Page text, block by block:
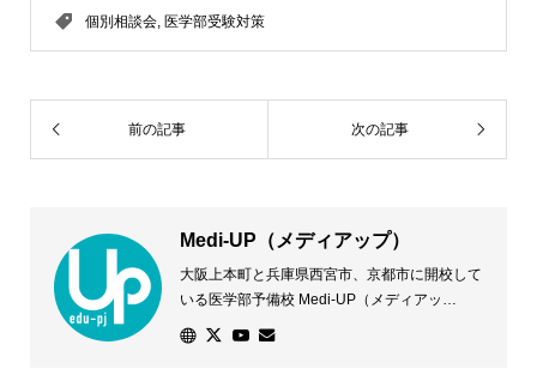
個別相談会, 医学部受験対策
前の記事 次の記事
Medi-UP（メディアップ）
大阪上本町と兵庫県西宮市、京都市に開校して
いる医学部予備校 Medi-UP（メディアッ
プ）。医学部に合格したい！その声に応えるた